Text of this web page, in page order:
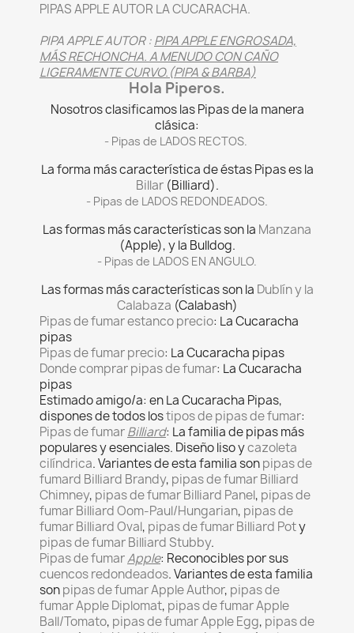
PIPAS APPLE AUTOR LA CUCARACHA.
PIPA APPLE AUTOR :PIPA APPLE ENGROSADA,
MÁS RECHONCHA. A MENUDO CON CAÑO
LIGERAMENTE CURVO.(PIPA & BARBA)
Hola Piperos.
Nosotros clasificamos las Pipas de la manera
clásica:
- Pipas de LADOS RECTOS.
La forma más característica de éstas Pipas es la
Billar(Billiard).
- Pipas de LADOS REDONDEADOS.
Las formas más características son la Manzana
(Apple), y la Bulldog.
- Pipas de LADOS EN ANGULO.
Las formas más características son la Dublín y la
Calabaza (Calabash)
Pipas de fumar estanco precio: La Cucaracha
pipas
Pipas de fumar precio: La Cucaracha pipas
Donde comprar pipas de fumar: La Cucaracha
pipas
Estimado amigo/a: en La Cucaracha Pipas,
dispones de todos lostipos de pipas de fumar:
Pipas de fumarBilliard: La familia de pipas más
populares y esenciales. Diseño liso ycazoleta
cilíndrica. Variantes de esta familia sonpipas de
fumard Billiard Brandy, pipas de fumar Billiard
Chimney, pipas de fumar Billiard Panel, pipas de
fumar Billiard Oom-Paul/Hungarian, pipas de
fumar Billiard Oval, pipas de fumar Billiard Poty
pipas de fumar Billiard Stubby.
Pipas de fumarApple: Reconocibles por sus
cuencos redondeados. Variantes de esta familia
sonpipas de fumar Apple Author, pipas de
fumar Apple Diplomat, pipas de fumar Apple
Ball/Tomato, pipas de fumar Apple Egg, pipas de